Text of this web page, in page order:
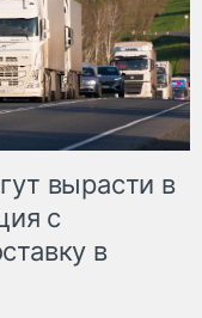
вырасти в
с
в